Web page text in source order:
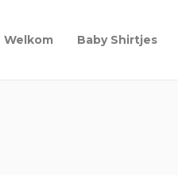
Welkom Baby Shirtjes